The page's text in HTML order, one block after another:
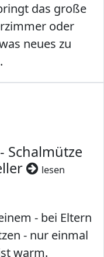
das große
oder
neues zu
Schalmütze
lesen
- bei Eltern
- nur einmal
warm.